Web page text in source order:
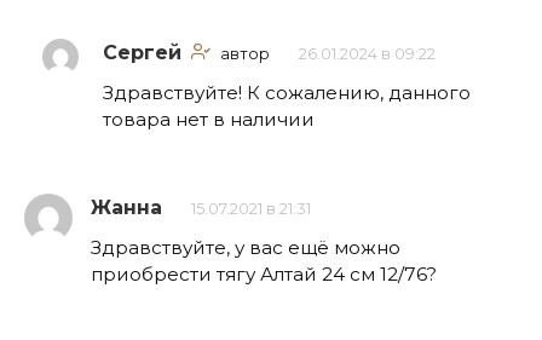
Сергей автор 26.01.2024 в 09:22
Здравствуйте! К сожалению, данного
товара нет в наличии
Жанна 15.07.2021 в 21:31
Здравствуйте, у вас ещё можно
приобрести тягу Алтай 24 см 12/76?